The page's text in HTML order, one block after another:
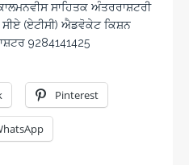
ਸਾਹਿਤਕ ਅੰਤਰਰਾਸ਼ਟਰੀ
(ਏਟੀਸੀ) ਐਡਵੋਕੇਟ ਕਿਸ਼ਨ
9284141425
Pinterest